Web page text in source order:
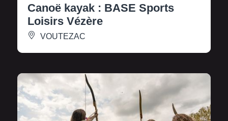
Canoë kayak : BASE Sports
Loisirs Vézère
VOUTEZAC